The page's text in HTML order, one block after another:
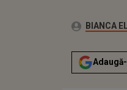
Autor:BIANCA